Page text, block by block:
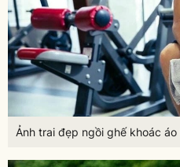
Ảnh trai đẹp ngồi ghế khoác